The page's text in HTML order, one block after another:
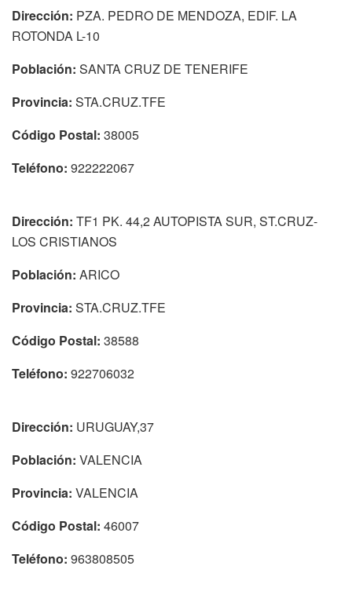
Dirección: PZA. PEDRO DE MENDOZA, EDIF. LA
ROTONDA L-10
Población: SANTA CRUZ DE TENERIFE
Provincia: STA.CRUZ.TFE
Código Postal: 38005
Teléfono: 922222067
Dirección: TF1 PK. 44,2 AUTOPISTA SUR, ST.CRUZ-
LOS CRISTIANOS
Población: ARICO
Provincia: STA.CRUZ.TFE
Código Postal: 38588
Teléfono: 922706032
Dirección: URUGUAY,37
Población: VALENCIA
Provincia: VALENCIA
Código Postal: 46007
Teléfono: 963808505